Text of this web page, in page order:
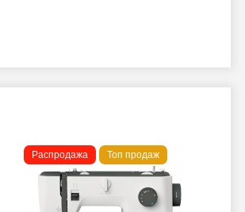
Распродажа Топ продаж